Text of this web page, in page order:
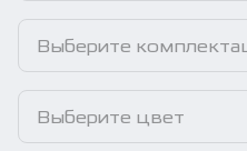
Выберите
Выберите цвет